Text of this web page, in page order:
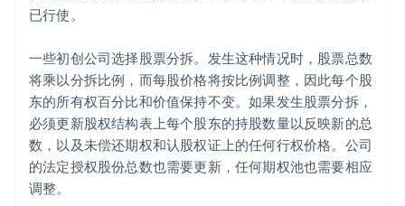
已行使。
一些初创公司选择股票分拆。发生这种情况时，股票总数
将乘以分拆比例，而每股价格将按比例调整，因此每个股
东的所有权百分比和价值保持不变。如果发生股票分拆，
必须更新股权结构表上每个股东的持股数量以反映新的总
数，以及未偿还期权和认股权证上的任何行权价格。公司
的法定授权股份总数也需要更新，任何期权池也需要相应
调整。